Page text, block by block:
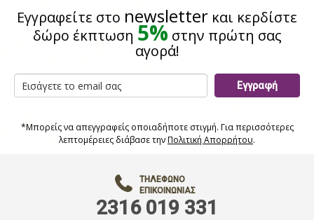
Εγγραφείτε στο newsletter και κερδίστε
δώρο έκπτωση 5% στην πρώτη σας
αγορά!
Εγγραφή
*Μπορείς να απεγγραφείς οποιαδήποτε στιγμή. Για περισσότερες
λεπτομέρειες διάβασε τηνΠολιτική Απορρήτου.
ΤΗΛΈΦΩΝΟ
ΕΠΙΚΟΙΝΩΝΊΑΣ
2316 019 331